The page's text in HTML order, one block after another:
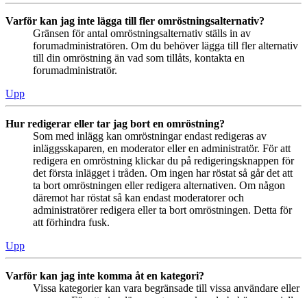
Varför kan jag inte lägga till fler omröstningsalternativ?
Gränsen för antal omröstningsalternativ ställs in av
forumadministratören. Om du behöver lägga till fler alternativ
till din omröstning än vad som tillåts, kontakta en
forumadministratör.
Upp
Hur redigerar eller tar jag bort en omröstning?
Som med inlägg kan omröstningar endast redigeras av
inläggsskaparen, en moderator eller en administratör. För att
redigera en omröstning klickar du på redigeringsknappen för
det första inlägget i tråden. Om ingen har röstat så går det att
ta bort omröstningen eller redigera alternativen. Om någon
däremot har röstat så kan endast moderatorer och
administratörer redigera eller ta bort omröstningen. Detta för
att förhindra fusk.
Upp
Varför kan jag inte komma åt en kategori?
Vissa kategorier kan vara begränsade till vissa användare eller